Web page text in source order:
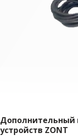
устройств ZONT